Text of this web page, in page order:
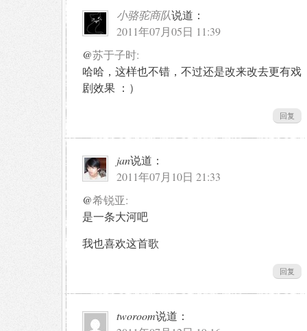
小骆驼商队说道：
2011年07月05日 11:39
@苏于子时:
哈哈，这样也不错，不过还是改来改去更有戏
剧效果 ：）
回复
jan说道：
2011年07月10日 21:33
@希锐亚:
是一条大河吧
我也喜欢这首歌
回复
tworoom说道：